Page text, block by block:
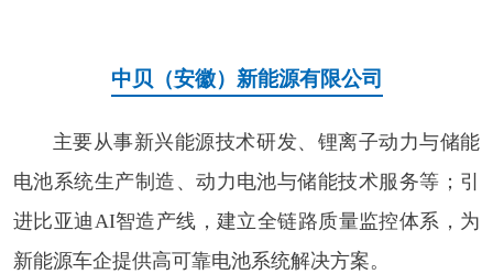
中贝（安徽）新能源有限公司
主要从事新兴能源技术研发、锂离子动力与储能
电池系统生产制造、动力电池与储能技术服务等‌；引
进比亚迪AI智造产线，建立全链路质量监控体系，为
新能源车企提供高可靠电池系统解决方案。